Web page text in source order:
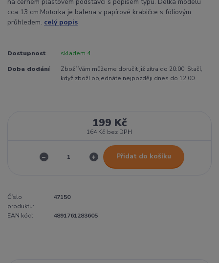
na černém plastovém podstavci s popisem typu. Délka modelu
cca 13 cm.Motorka je balena v papírové krabičce s fóliovým
průhledem. celý popis
Dostupnost skladem 4
Doba dodání
Zboží Vám můžeme doručit již zítra do 20:00. Stačí,
když zboží objednáte nejpozději dnes do 12:00
199 Kč
164 Kč bez DPH
Přidat do košíku
Číslo
produktu:
47150
EAN kód: 4891761283605